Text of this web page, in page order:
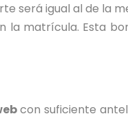
será igual al de la
la matrícula. Esta
con suficiente